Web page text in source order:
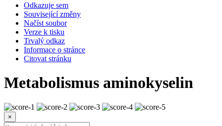
Odkazuje sem
Související změny
Načíst soubor
Verze k tisku
Trvalý odkaz
Informace o stránce
Citovat stránku
Metabolismus aminokyselin
×